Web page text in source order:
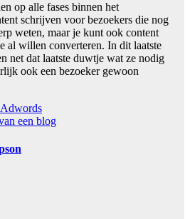
op alle fases binnen het
schrijven voor bezoekers die nog
weten, maar je kunt ook content
al willen converteren. In dit laatste
net dat laatste duwtje wat ze nodig
ook een bezoeker gewoon
een blog